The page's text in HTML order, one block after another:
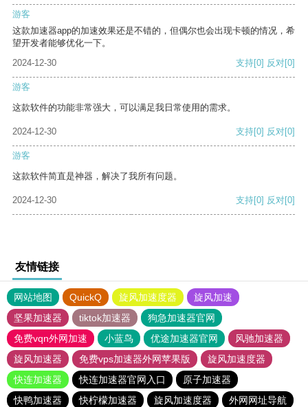
游客
这款加速器app的加速效果还是不错的，但偶尔也会出现卡顿的情况，希
望开发者能够优化一下。
2024-12-30
支持[0] 反对[0]
游客
这款软件的功能非常强大，可以满足我日常使用的需求。
2024-12-30 支持[0] 反对[0]
游客
这款软件简直是神器，解决了我所有问题。
2024-12-30 支持[0] 反对[0]
友情链接
网站地图 QuickQ 旋风加速度器
旋风加速
坚果加速器
tiktok加速器
狗急加速器官网
免费vqn外网加速
小蓝鸟 优途加速器官网
风驰加速器
旋风加速器
免费vps加速器外网苹果版
旋风加速度器
快连加速器
快连加速器官网入口
原子加速器
快鸭加速器
快柠檬加速器 旋风加速度器
外网网址导航